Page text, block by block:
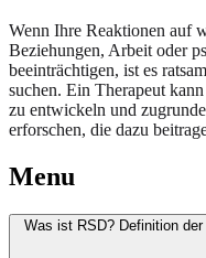
Wenn Ihre Reaktionen auf
Beziehungen, Arbeit oder
beeinträchtigen, ist es
suchen. Ein Therapeut
zu entwickeln und
erforschen, die dazu
Menu
Was ist RSD? Definition